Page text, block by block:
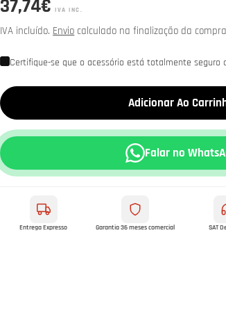
Preço
normal
37,74€ IVA INC.
IVA incluído. Envio calculado na finalização da
Certifique-se que o acessório está totalmente seguro
Adicionar Ao
Falar no
Entrega Expresso Garantia 36 meses comercial SAT